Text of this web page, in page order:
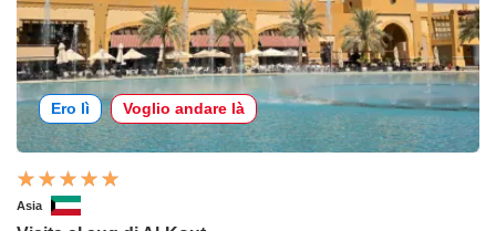
Ero lì Voglio andare là
Asia